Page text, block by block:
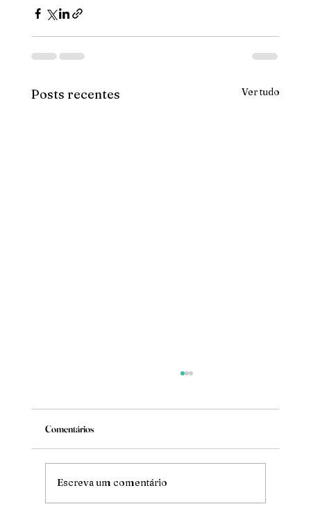
Posts recentes Ver tudo
Mude
Comentários
Escreva um comentário